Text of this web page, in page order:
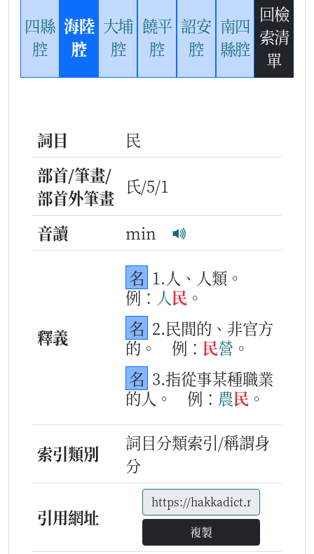
四縣
腔
海陸
腔
大埔
腔
饒平
腔
詔安
腔
南四
縣腔
回檢
索清
單
詞目
民
部首/筆畫/
部首外筆畫
氏/5/1
音讀 min
釋義
名 1.人、人類。
例： 人民 。
名 2.民間的、非官方
的。
例： 民營 。
名 3.指從事某種職業
的人。
例： 農民 。
索引類別
詞目分類索引/稱謂身
分
引用網址
複製